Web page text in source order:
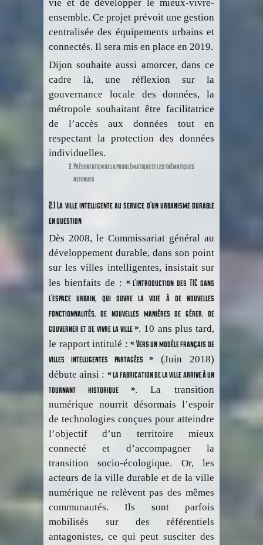
vie et de développer le mieux-vivre-
ensemble. Ce projet prévoit une gestion
centralisée des équipements urbains et
connectés. Il sera mis en place en 2019.
Dijon souhaite aussi amorcer, dans ce
cadre là, une réflexion sur la
gouvernance locale des données, la
métropole souhaitant être facilitatrice
de l’accès aux données tout en
respectant la protection des données
individuelles.
Présentation de la problématique et les thématiques
retenues
2.1 La ville intelligente au service d’un urbanisme durable
en question
Dès 2008, le Commissariat général au
développement durable, dans son point
sur les villes intelligentes, insistait sur
les bienfaits de : « l’introduction des TIC dans
l’espace urbain, qui ouvre la voie à de nouvelles
fonctionnalités, de nouvelles manières de gérer, de
gouverner et de vivre la ville ». 10 ans plus tard,
le rapport intitulé :« Vers un modèle français de
villes intelligentes partagées » (Juin 2018)
débute ainsi : « la fabrication de la ville arrive à un
tournant historique ». La transition
numérique nourrit désormais l’espoir
de technologies conçues pour atteindre
l’objectif d’un territoire mieux
connecté et d’accompagner la
transition socio-écologique. Or, les
acteurs de la ville durable et de la ville
numérique ne relèvent pas des mêmes
communautés. Ils sont parfois
mobilisés sur des référentiels
antagonistes, ce qui peut susciter des